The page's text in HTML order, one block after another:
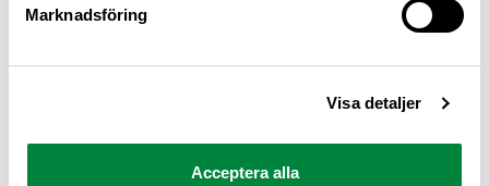
Marknadsföring
Visa detaljer
Acceptera alla
Ansvarig utgivare: Heléne Lilja
Pressrum
Om oss